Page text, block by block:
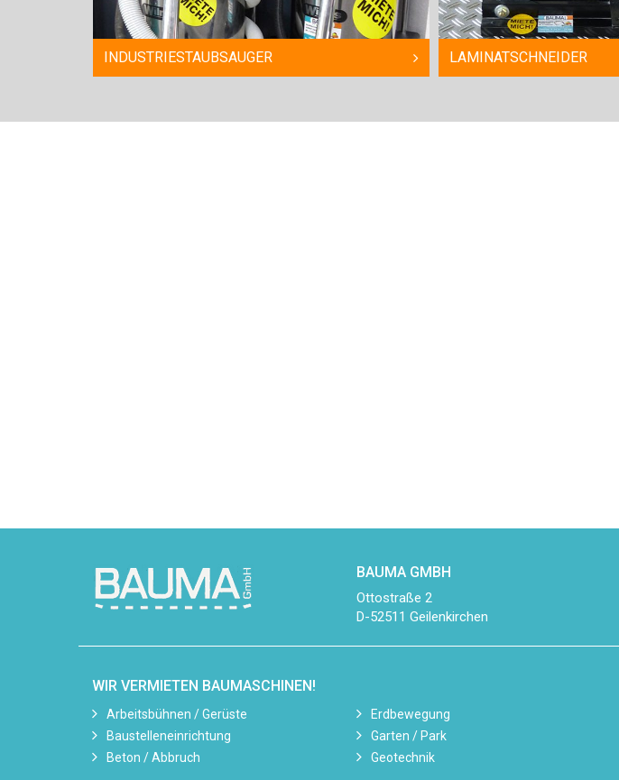
INDUSTRIESTAUBSAUGER LAMINATSCHNEIDER
BAUMA GMBH
Ottostraße 2
D-52511 Geilenkirchen
WIR VERMIETEN BAUMASCHINEN!
Arbeitsbühnen / Gerüste
Baustelleneinrichtung
Beton / Abbruch
Erdbewegung
Garten / Park
Geotechnik